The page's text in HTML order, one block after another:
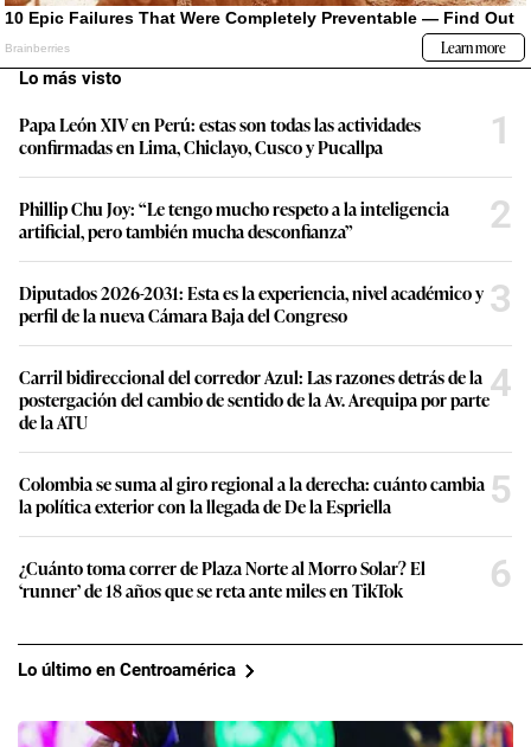
Lo más visto
Papa León XIV en Perú: estas son todas las actividades
confirmadas en Lima, Chiclayo, Cusco y Pucallpa
1
Phillip Chu Joy: “Le tengo mucho respeto a la inteligencia
artificial, pero también mucha desconfianza”
2
Diputados 2026-2031: Esta es la experiencia, nivel académico y
perfil de la nueva Cámara Baja del Congreso
3
Carril bidireccional del corredor Azul: Las razones detrás de la
postergación del cambio de sentido de la Av. Arequipa por parte
de la ATU
4
Colombia se suma al giro regional a la derecha: cuánto cambia
la política exterior con la llegada de De la Espriella
5
¿Cuánto toma correr de Plaza Norte al Morro Solar? El
‘runner’ de 18 años que se reta ante miles en TikTok
6
Lo último en Centroamérica